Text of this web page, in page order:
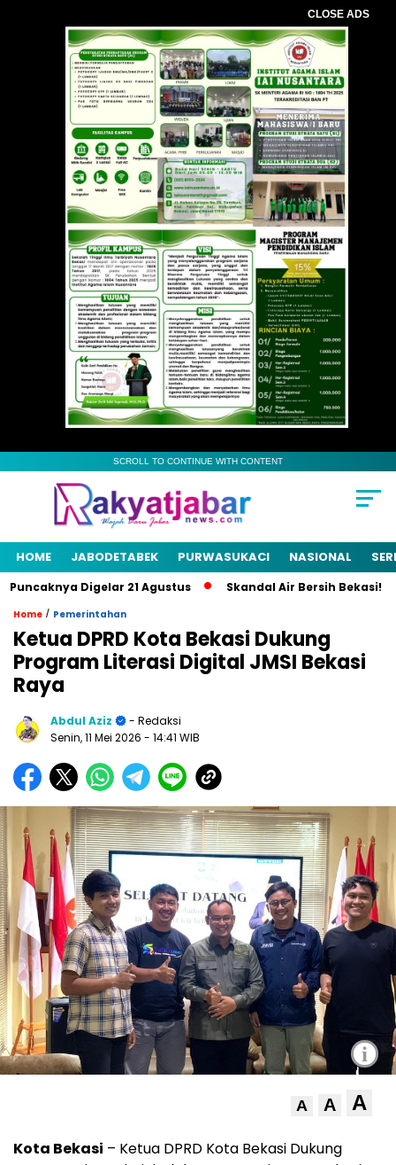
CLOSE ADS
SCROLL TO CONTINUE WITH CONTENT
HOME JABODETABEK PURWASUKACI NASIONAL
Digelar 21 Agustus Skandal Air Bersih Bekasi! 3
Home / Pemerintahan
Ketua DPRD Kota Bekasi Dukung
Program Literasi Digital JMSI Bekasi
Raya
Abdul Aziz
- Redaksi
Senin, 11 Mei 2026 - 14:41 WIB
i
A A A
Kota Bekasi – Ketua DPRD Kota Bekasi Dukung